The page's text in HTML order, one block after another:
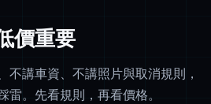
價重要
不講車資、不講照片與取消規則，
。先看規則，再看價格。